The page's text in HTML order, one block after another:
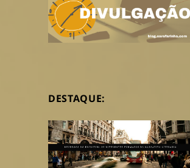
DESTAQUE: